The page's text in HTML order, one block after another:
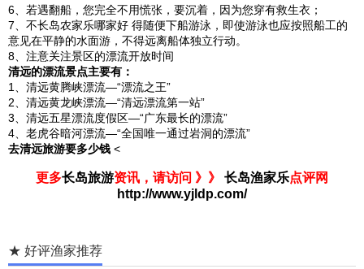
6、若遇翻船，您完全不用慌张，要沉着，因为您穿有救生衣；
7、不长岛农家乐哪家好 得随便下船游泳，即使游泳也应按照船工的
意见在平静的水面游，不得远离船体独立行动。
8、注意关注景区的漂流开放时间
清远的漂流景点主要有：
1、清远黄腾峡漂流—“漂流之王”
2、清远黄龙峡漂流—“清远漂流第一站”
3、清远五星漂流度假区—“广东最长的漂流”
4、老虎谷暗河漂流—“全国唯一通过岩洞的漂流”
去清远旅游要多少钱 <
更多长岛旅游资讯，请访问 》》 长岛渔家乐点评网
http://www.yjldp.com/
★ 好评渔家推荐